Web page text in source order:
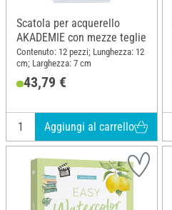
Scatola per acquerello
AKADEMIE con mezze teglie
Contenuto: 12 pezzi; Lunghezza: 12
cm; Larghezza: 7 cm
43,79 €
Aggiungi al carrello